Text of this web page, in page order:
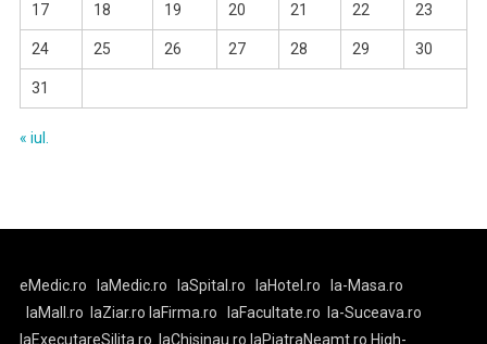
17 18 19 20 21 22 23
24 25 26 27 28 29 30
31
« iul.
eMedic.ro laMedic.ro laSpital.ro laHotel.ro
la-Masa.ro
laMall.ro
laZiar.ro laFirma.ro laFacultate.ro
la-Suceava.ro
laExecutareSilita.ro
laChisinau.ro laPiatraNeamt.ro High-